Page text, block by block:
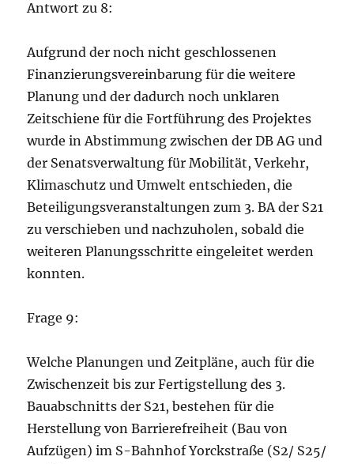
Antwort zu 8:
Aufgrund der noch nicht geschlossenen
Finanzierungsvereinbarung für die weitere
Planung und der dadurch noch unklaren
Zeitschiene für die Fortführung des Projektes
wurde in Abstimmung zwischen der DB AG und
der Senatsverwaltung für Mobilität, Verkehr,
Klimaschutz und Umwelt entschieden, die
Beteiligungsveranstaltungen zum 3. BA der S21
zu verschieben und nachzuholen, sobald die
weiteren Planungsschritte eingeleitet werden
konnten.
Frage 9:
Welche Planungen und Zeitpläne, auch für die
Zwischenzeit bis zur Fertigstellung des 3.
Bauabschnitts der S21, bestehen für die
Herstellung von Barrierefreiheit (Bau von
Aufzügen) im S-Bahnhof Yorckstraße (S2/ S25/